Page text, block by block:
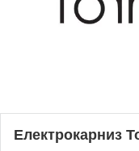
Електрокарниз